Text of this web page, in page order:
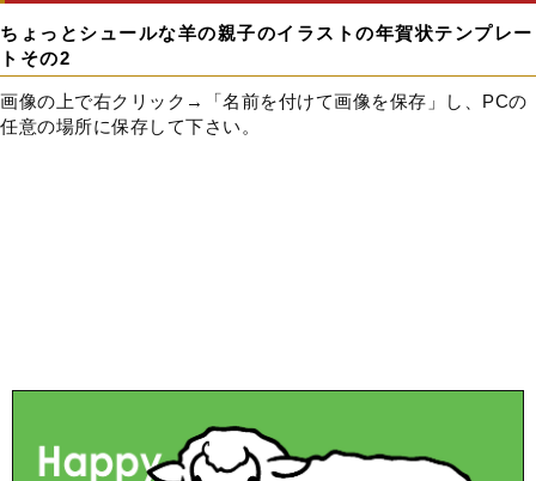
ちょっとシュールな羊の親子のイラストの年賀状テンプレー
トその2
画像の上で右クリック→「名前を付けて画像を保存」し、PCの
任意の場所に保存して下さい。